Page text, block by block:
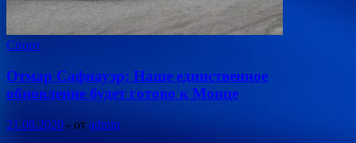
Спорт
Отмар Сафнауэр: Наше единственное
обновление будет готово к Монце
21.08.2020 - от admin